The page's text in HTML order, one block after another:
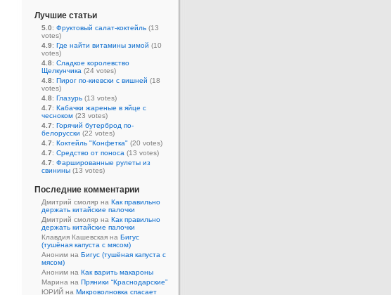
Лучшие статьи
5.0: Фруктовый салат-коктейль (13
votes)
4.9: Где найти витамины зимой (10
votes)
4.8: Сладкое королевство
Щелкунчика (24 votes)
4.8: Пирог по-киевски с вишней (18
votes)
4.8: Глазурь (13 votes)
4.7: Кабачки жареные в яйце с
чесноком (23 votes)
4.7: Горячий бутерброд по-
белорусски (22 votes)
4.7: Коктейль "Конфетка" (20 votes)
4.7: Средство от поноса (13 votes)
4.7: Фаршированные рулеты из
свинины (13 votes)
Последние комментарии
Дмитрий смоляр на Как правильно
держать китайские палочки
Дмитрий смоляр на Как правильно
держать китайские палочки
Клавдия Кашевская на Бигус
(тушёная капуста с мясом)
Аноним на Бигус (тушёная капуста с
мясом)
Аноним на Как варить макароны
Марина на Пряники “Краснодарские”
ЮРИЙ на Микроволновка спасает